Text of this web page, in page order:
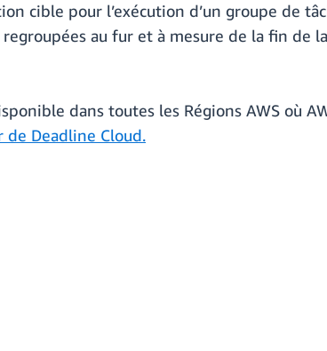
cible pour l’exécution d’un groupe de
au fur et à mesure de la fin de
dans toutes les Régions AWS où
de Deadline Cloud.